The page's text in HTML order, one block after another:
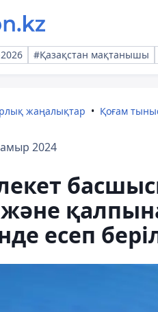
#Қазақстан мақтанышы
жаңалықтар Қоғам
2024
есеп